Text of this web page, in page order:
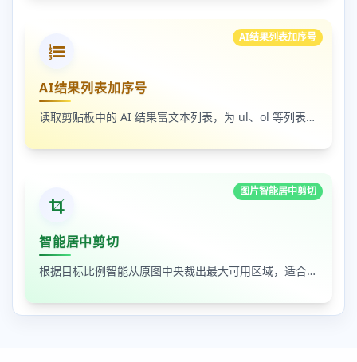
AI结果列表加序号
AI结果列表加序号
读取剪贴板中的 AI 结果富文本列表，为 ul、ol 等列表自动补 1-N 序号，支持富文本和纯文本输出
图片智能居中剪切
智能居中剪切
根据目标比例智能从原图中央裁出最大可用区域，适合封面图、缩略图和平台尺寸适配